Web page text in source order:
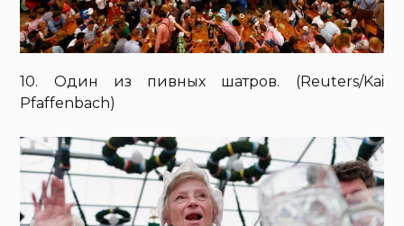
10. Один из пивных шатров. (Reuters/Kai
Pfaffenbach)